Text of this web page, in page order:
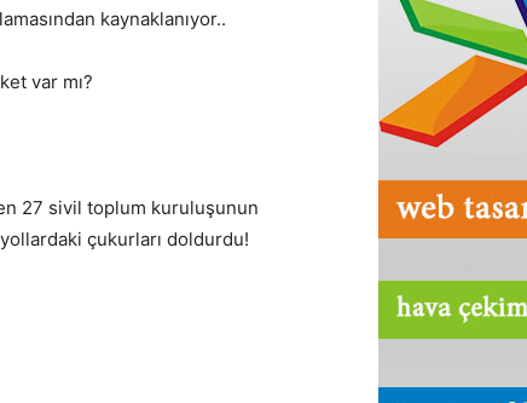
kaynaklanıyor..
var mı?
27 sivil toplum kuruluşunun
çukurları doldurdu!